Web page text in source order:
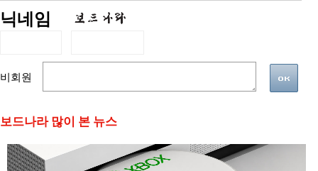
닉네임
비회원
보드나라 많이 본 뉴스